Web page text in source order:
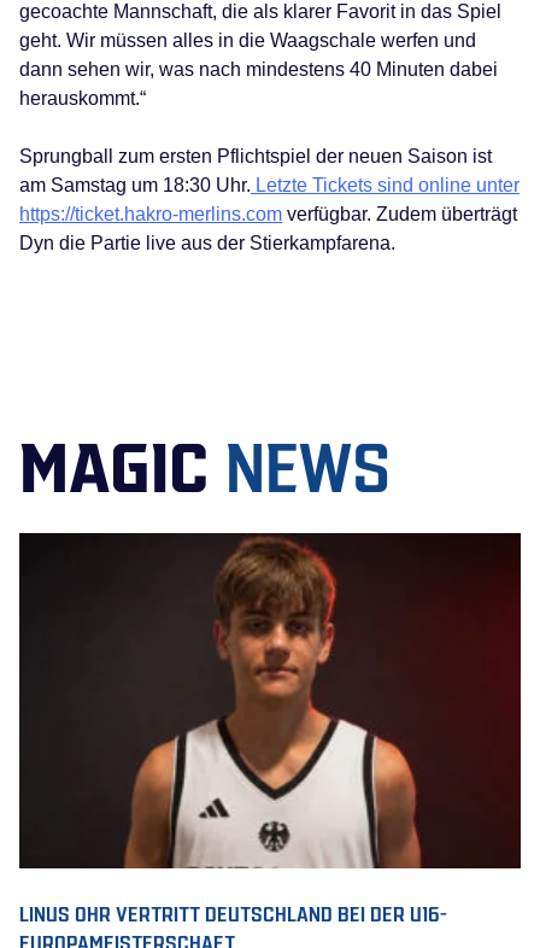
gecoachte Mannschaft, die als klarer Favorit in das Spiel
geht. Wir müssen alles in die Waagschale werfen und
dann sehen wir, was nach mindestens 40 Minuten dabei
herauskommt.“
Sprungball zum ersten Pflichtspiel der neuen Saison ist
am Samstag um 18:30 Uhr. Letzte Tickets sind online unter
https://ticket.hakro-merlins.com verfügbar. Zudem überträgt
Dyn die Partie live aus der Stierkampfarena.
MAGIC NEWS
LINUS OHR VERTRITT DEUTSCHLAND BEI DER U16-
EUROPAMEISTERSCHAFT